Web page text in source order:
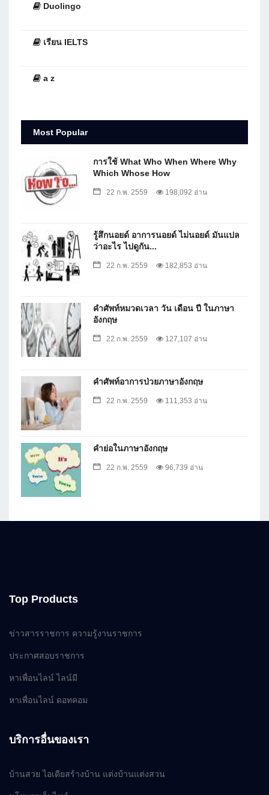
Duolingo
เรียน IELTS
a z
Most Popular
การใช้ What Who When Where Why
Which Whose How
22 ก.พ. 2559 198,092 อ่าน
รู้สึกนอยด์ อาการนอยด์ ไม่นอยด์ มันแปล
ว่าอะไร ไปดูกัน...
22 ก.พ. 2559 182,853 อ่าน
คำศัพท์หมวดเวลา วัน เดือน ปี ในภาษา
อังกฤษ
22 ก.พ. 2559 127,107 อ่าน
คำศัพท์อาการป่วยภาษาอังกฤษ
22 ก.พ. 2559 111,353 อ่าน
คำย่อในภาษาอังกฤษ
22 ก.พ. 2559 96,739 อ่าน
Top Products
ข่าวสารราชการ ความรู้งานราชการ
ประกาศสอบราชการ
หาเพื่อนไลน์ ไลน์มี
หาเพื่อนไลน์ ดอทคอม
บริการอื่นของเรา
บ้านสวย ไอเดียสร้างบ้าน แต่งบ้านแต่งสวน